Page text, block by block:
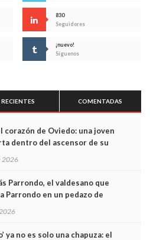
830
Seguidores
¡nuevo!
Síguenos
RECIENTES COMENTADAS
corazón de Oviedo: una joven
dentro del ascensor de su
captan sus últimos minutos
2026
Parrondo, el valdesano que
Parrondo en un pedazo de
ya no es solo una chapuza: el